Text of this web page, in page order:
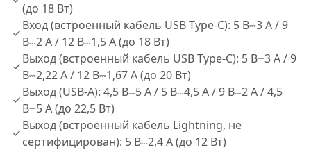
(до 18 Вт)
Вход (встроенный кабель USB Type-C): 5 В⎓3 А / 9
В⎓2 А / 12 В⎓1,5 А (до 18 Вт)
Выход (встроенный кабель USB Type-C): 5 В⎓3 А / 9
В⎓2,22 А / 12 В⎓1,67 А (до 20 Вт)
Выход (USB-A): 4,5 В⎓5 А / 5 В⎓4,5 А / 9 В⎓2 А / 4,5
В⎓5 А (до 22,5 Вт)
Выход (встроенный кабель Lightning, не
сертифицирован): 5 В⎓2,4 А (до 12 Вт)